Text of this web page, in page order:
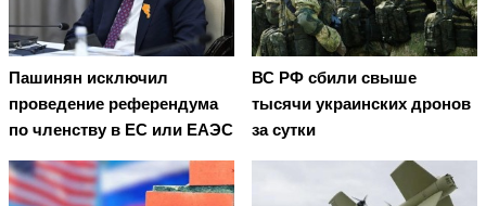
Пашинян исключил
проведение референдума
по членству в ЕС или ЕАЭС
ВС РФ сбили свыше
тысячи украинских дронов
за сутки